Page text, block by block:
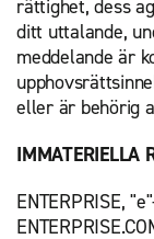
rättighet, dess
ditt uttalande,
meddelande är
eller är behörig
IMMATERIELLA
ENTERPRISE,